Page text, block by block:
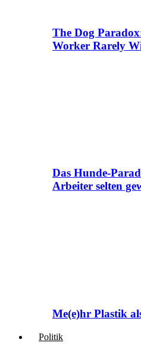
The Dog
Worker Rarely
Das Hunde-
Arbeiter selten
Me(e)hr Plastik
Politik